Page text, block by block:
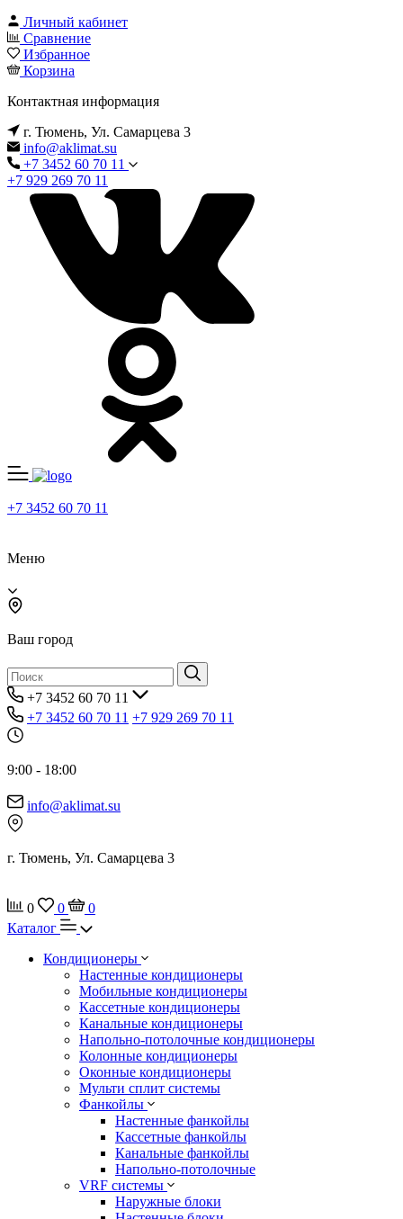
Личный кабинет
Сравнение
Избранное
Корзина
Контактная информация
г. Тюмень, Ул. Самарцева 3
info@aklimat.su
+7 3452 60 70 11
+7 929 269 70 11
+7 3452 60 70 11
Меню
Ваш город
+7 3452 60 70 11
+7 3452 60 70 11 +7 929 269 70 11
9:00 - 18:00
info@aklimat.su
г. Тюмень, Ул. Самарцева 3
0 0
0
Каталог
Кондиционеры
Настенные кондиционеры
Мобильные кондиционеры
Кассетные кондиционеры
Канальные кондиционеры
Напольно-потолочные кондиционеры
Колонные кондиционеры
Оконные кондиционеры
Мульти сплит системы
Фанкойлы
Настенные фанкойлы
Кассетные фанкойлы
Канальные фанкойлы
Напольно-потолочные
VRF системы
Наружные блоки